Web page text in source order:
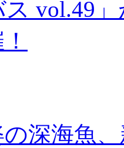
ス vol.49
の深海魚